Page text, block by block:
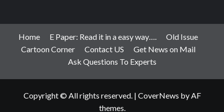
Home E Paper: Read it in a easy way….
Old Issue
Cartoon Corner
Contact US
Get News on Mail
Ask Questions To Experts
Copyright © All rights reserved. | CoverNews by AF
themes.